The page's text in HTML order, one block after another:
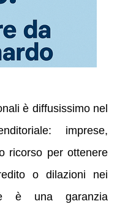
è diffusissimo nel
imprese,
ricorso per ottenere
o dilazioni nei
è una garanzia